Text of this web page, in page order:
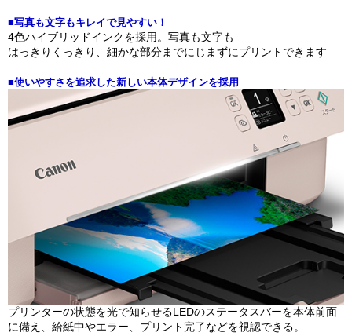
■写真も文字もキレイで見やすい！
4色ハイブリッドインクを採用。写真も文字も
はっきりくっきり、細かな部分までにじまずにプリントできます
■使いやすさを追求した新しい本体デザインを採用
プリンターの状態を光で知らせるLEDのステータスバーを本体前面
に備え、給紙中やエラー、プリント完了などを視認できる。